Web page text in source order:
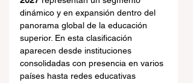
dinámico y en expansión dentro del
panorama global de la educación
superior. En esta clasificación
aparecen desde instituciones
consolidadas con presencia en varios
países hasta redes educativas